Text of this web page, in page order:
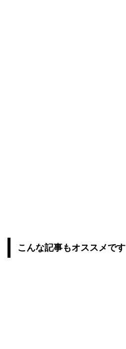
こんな記事もオススメです